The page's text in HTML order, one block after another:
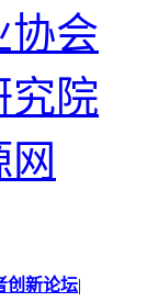
协会
究院
创新论坛|